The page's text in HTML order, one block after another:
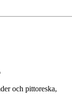
och pittoreska,